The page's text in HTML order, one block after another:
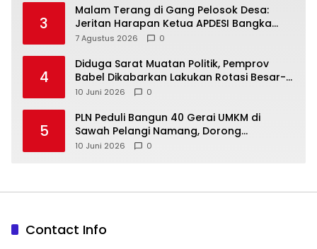
3
Malam Terang di Gang Pelosok Desa:
Jeritan Harapan Ketua APDESI Bangka
Tengah untuk PLN Babel
7 Agustus 2026 0
4
‎Diduga Sarat Muatan Politik, Pemprov
Babel Dikabarkan Lakukan Rotasi Besar-
10 Juni 2026 0
5
‎PLN Peduli Bangun 40 Gerai UMKM di
Sawah Pelangi Namang, Dorong
10 Juni 2026 0
Contact Info